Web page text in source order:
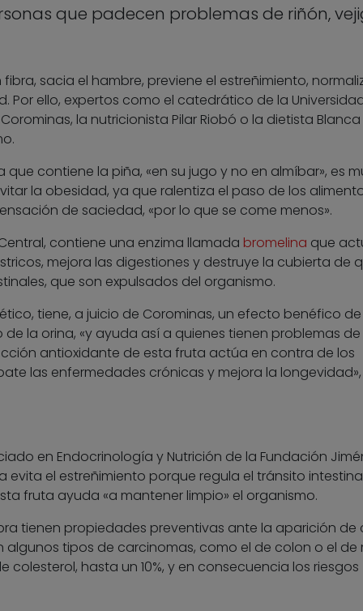
que padecen problemas de riñón,
sacia el hambre, previene el estreñimiento,
Por ello, expertos como el catedrático de la
la nutricionista Pilar Riobó o la dietista Blanca
contiene la piña, «en su jugo y no en almíbar», es
la obesidad, ya que ralentiza el paso de los
de saciedad, «por lo que se come menos».
contiene una enzima llamada bromelina que
mejora las digestiones y destruye la cubierta de
que son expulsados del organismo.
tiene, a juicio de Corominas, un efecto benéfico de
la orina, «y ayuda así a quienes tienen problemas de
antioxidante de esta fruta actúa en contra de los
las enfermedades crónicas y mejora la longevidad»,
en Endocrinología y Nutrición de la Fundación
evita el estreñimiento porque regula el tránsito
fruta ayuda «a mantener limpio» el organismo.
tienen propiedades preventivas ante la aparición de
tipos de carcinomas, como el de colon o el de
colesterol, hasta un 10%, y en consecuencia los riesgos